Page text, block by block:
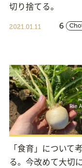
切り捨てる。
2021.01.11 6
「食育」について
る。今改めて大切